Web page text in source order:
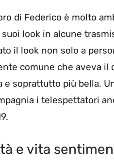
di Federico è molto
look in alcune
il look non solo a
comune che aveva
e soprattutto più bella.
i telespettatori
e vita